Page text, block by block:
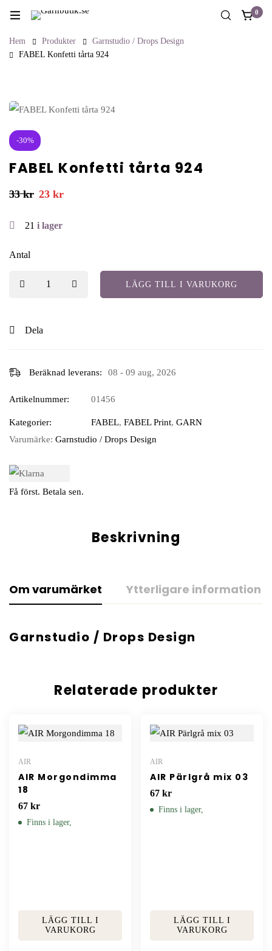
0
Hem Produkter
Garnstudio / Drops Design
FABEL Konfetti tårta 924
-30%
FABEL Konfetti tårta 924
33kr 23 kr
21 i lager
Antal
LÄGG TILL I VARUKORG
Dela
Beräknad leverans: 08 - 09 aug, 2026
Artikelnummer: 01456
Kategorier: FABEL, FABEL Print, GARN
Varumärke: Garnstudio / Drops Design
Få först. Betala sen.
Beskrivning
Om varumärket Ytterligare information
Garnstudio / Drops Design
Relaterade produkter
AIR
AIR Morgondimma
18
67 kr
Finns i lager,
LÄGG TILL I
VARUKORG
AIR
AIR Pärlgrå mix 03
67 kr
Finns i lager,
LÄGG TILL I
VARUKORG